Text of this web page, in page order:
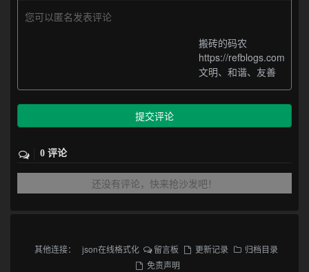
您可以匿名发表评论
搬砖的码农
https://refblogs.com
文明、和谐、友善
提交评论
0 评论
还没有评论，快来抢沙发吧！
其他连接： json在线格式化 留言板 更新记录
归档目录
免责声明